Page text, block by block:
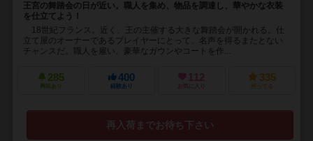
王宮の舞踏会の日が近い。職人を集め、物品を調達し、華やかな衣装
を仕立てよう！
18世紀フランス。近く、王の主催する大きな舞踏会が開かれる。仕
立て屋のオーナーであるプレイヤーにとって、名声を得るまたとない
チャンスだ。職人を雇い、豪華なガウンやコートを作...
285
興味あり
400
経験あり
112
お気に入り
335
持ってる
再入荷までお待ち下さい